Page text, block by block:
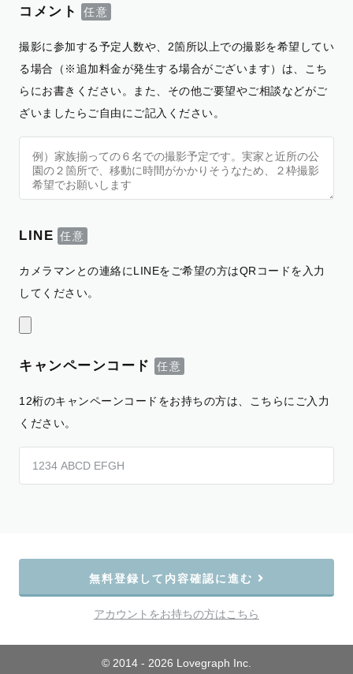
コメント
撮影に参加する予定人数や、2箇所以上での撮影を希望してい
る場合（※追加料金が発生する場合がございます）は、こち
らにお書きください。また、その他ご要望やご相談などがご
ざいましたらご自由にご記入ください。
LINE
カメラマンとの連絡にLINEをご希望の方はQRコードを入力
してください。
キャンペーンコード
12桁のキャンペーンコードをお持ちの方は、こちらにご入力
ください。
無料登録して内容確認に進む
アカウントをお持ちの方はこちら
© 2014 - 2026 Lovegraph Inc.